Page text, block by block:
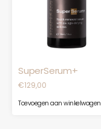
SuperSerum+
€129,00
Toevoegen aan winkelwagen